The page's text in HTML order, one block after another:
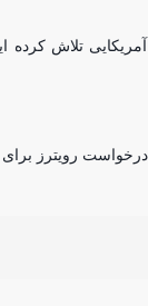
آمریکایی تلاش
رویترز برای